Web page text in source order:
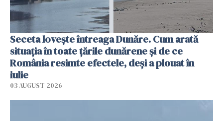
Seceta lovește întreaga Dunăre. Cum arată
situația în toate țările dunărene și de ce
România resimte efectele, deși a plouat în
iulie
03 AUGUST 2026